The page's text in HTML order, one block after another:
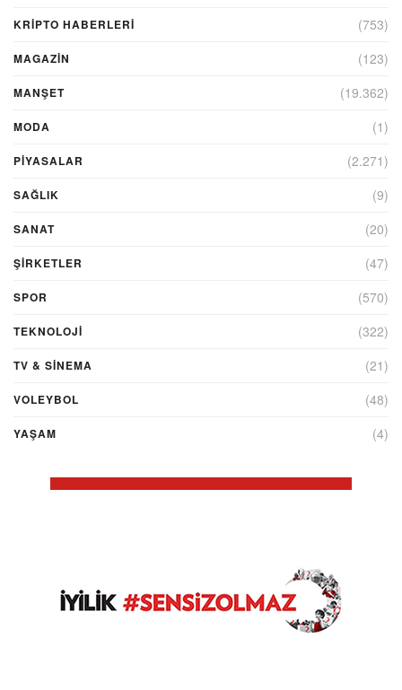
KRIPTO HABERLERI (753)
MAGAZİN (123)
MANŞET (19.362)
MODA (1)
PİYASALAR (2.271)
SAĞLIK (9)
SANAT (20)
ŞIRKETLER (47)
SPOR (570)
TEKNOLOJİ (322)
TV & SINEMA (21)
VOLEYBOL (48)
YAŞAM (4)